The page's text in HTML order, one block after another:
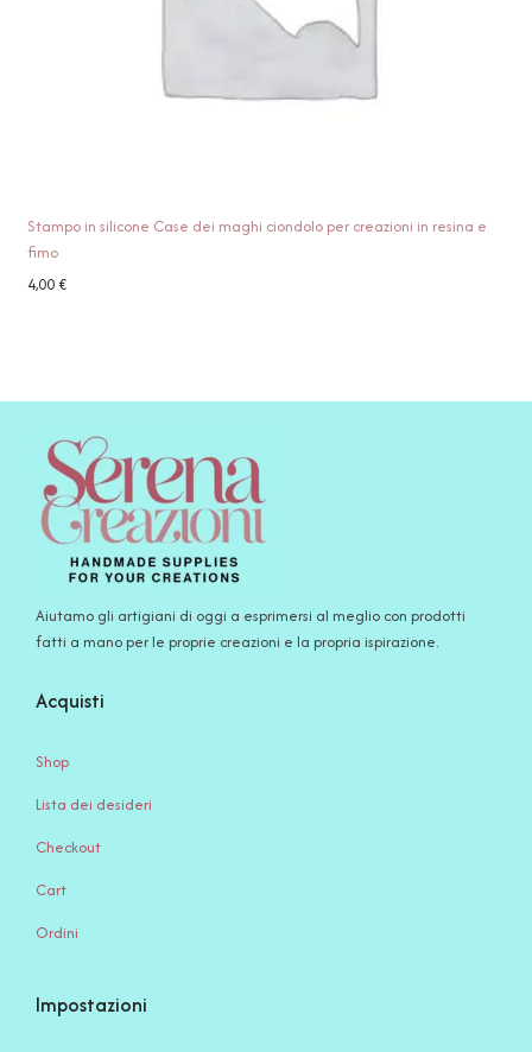
Stampo in silicone Case dei maghi ciondolo per creazioni in resina e
fimo
4,00€
Aiutamo gli artigiani di oggi a esprimersi al meglio con prodotti
fatti a mano per le proprie creazioni e la propria ispirazione.
Acquisti
Shop
Lista dei desideri
Checkout
Cart
Ordini
Impostazioni